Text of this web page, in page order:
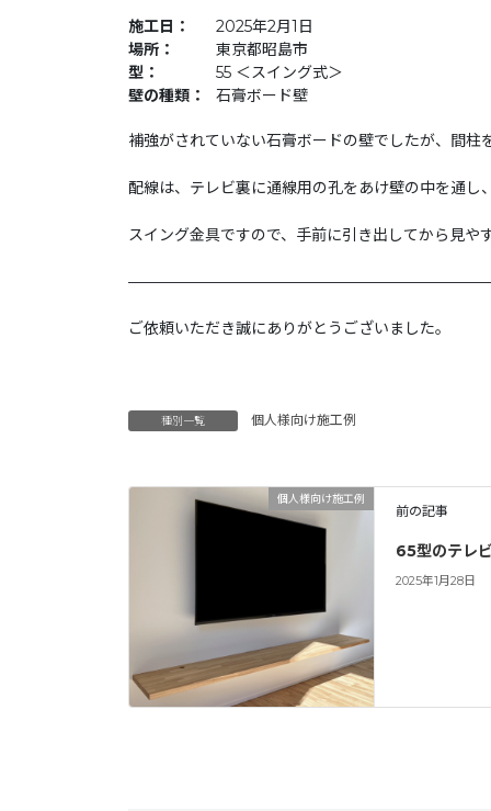
施工日：
2025年2月1日
場所：
東京都昭島市
型：
55 ＜スイング式＞
壁の種類：
石膏ボード壁
補強がされていない石膏ボードの壁でしたが、間
配線は、テレビ裏に通線用の孔をあけ壁の中を通
スイング金具ですので、手前に引き出してから見
ご依頼いただき誠にありがとうございました。
種別一覧 個人様向け施工例
個人様向け施工例
前の記事
65型のテレ
2025年1月28日